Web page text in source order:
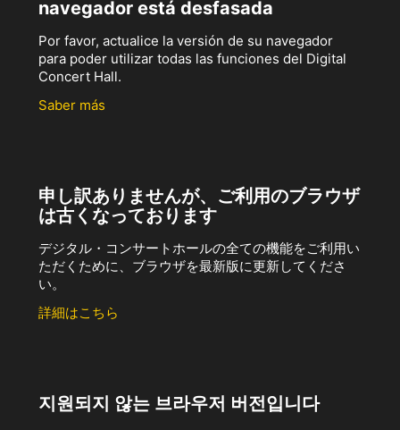
navegador está desfasada
Por favor, actualice la versión de su navegador
para poder utilizar todas las funciones del Digital
Concert Hall.
Saber más
申し訳ありませんが、ご利用のブラウザ
は古くなっております
デジタル・コンサートホールの全ての機能をご利用い
ただくために、ブラウザを最新版に更新してくださ
い。
詳細はこちら
지원되지 않는 브라우저 버전입니다